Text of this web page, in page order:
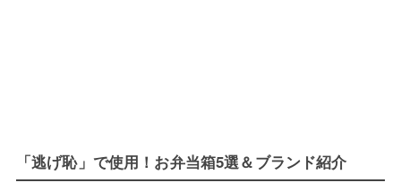
「逃げ恥」で使用！お弁当箱5選＆ブランド紹介